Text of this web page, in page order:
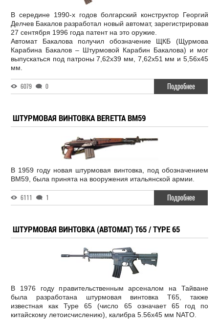
В середине 1990-х годов болгарский конструктор Георгий
Делчев Бакалов разработал новый автомат, зарегистрировав
27 сентября 1996 года патент на это оружие.
Автомат Бакалова получил обозначение ЩКБ (Щурмова
Карабина Бакалов – Штурмовой Карабин Бакалова) и мог
выпускаться под патроны 7,62х39 мм, 7,62х51 мм и 5,56х45
мм.
6079 0 Подробнее
ШТУРМОВАЯ ВИНТОВКА BERETTA BM59
В 1959 году новая штурмовая винтовка, под обозначением
BM59, была принята на вооружения итальянской армии.
6111 1 Подробнее
ШТУРМОВАЯ ВИНТОВКА (АВТОМАТ) T65 / TYPE 65
В 1976 году правительственным арсеналом на Тайване
была разработана штурмовая винтовка T65, также
известная как Type 65 (число 65 означает 65 год по
китайскому летоисчислению), калибра 5.56x45 мм NATO.